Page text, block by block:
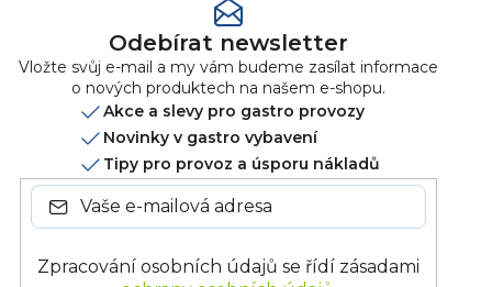
Odebírat newsletter
Vložte svůj e-mail a my vám budeme zasílat informace
o nových produktech na našem e-shopu.
Akce a slevy pro gastro provozy
Novinky v gastro vybavení
Tipy pro provoz a úsporu nákladů
Zpracování osobních údajů se řídí zásadami